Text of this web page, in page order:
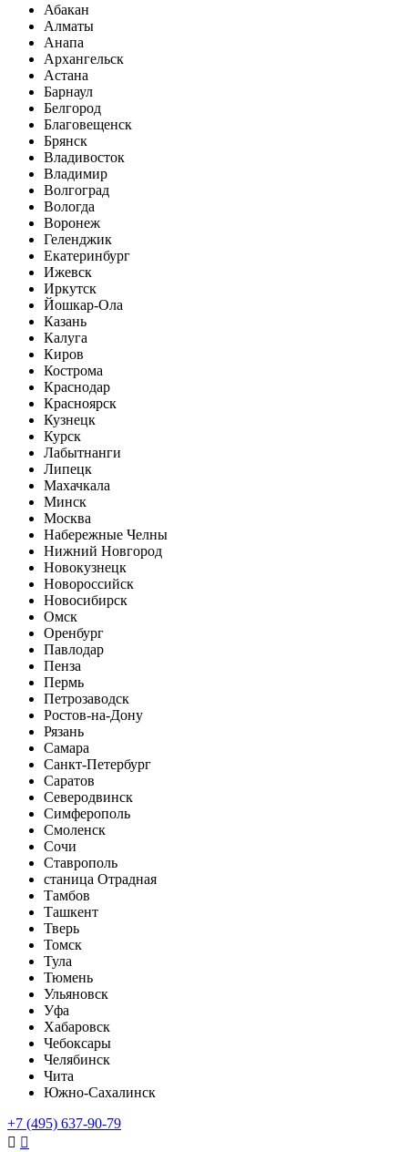
Абакан
Алматы
Анапа
Архангельск
Астана
Барнаул
Белгород
Благовещенск
Брянск
Владивосток
Владимир
Волгоград
Вологда
Воронеж
Геленджик
Екатеринбург
Ижевск
Иркутск
Йошкар-Ола
Казань
Калуга
Киров
Кострома
Краснодар
Красноярск
Кузнецк
Курск
Лабытнанги
Липецк
Махачкала
Минск
Москва
Набережные Челны
Нижний Новгород
Новокузнецк
Новороссийск
Новосибирск
Омск
Оренбург
Павлодар
Пенза
Пермь
Петрозаводск
Ростов-на-Дону
Рязань
Самара
Санкт-Петербург
Саратов
Северодвинск
Симферополь
Смоленск
Сочи
Ставрополь
станица Отрадная
Тамбов
Ташкент
Тверь
Томск
Тула
Тюмень
Ульяновск
Уфа
Хабаровск
Чебоксары
Челябинск
Чита
Южно-Сахалинск
+7 (495) 637-90-79
 